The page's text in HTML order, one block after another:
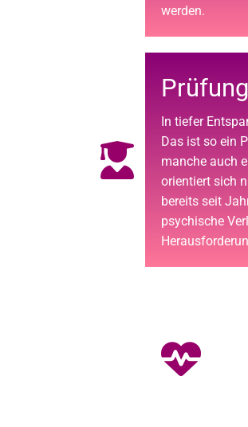
werden.
In tiefer
Das ist so ein
manche auch
orientiert sich
bereits seit
psychische